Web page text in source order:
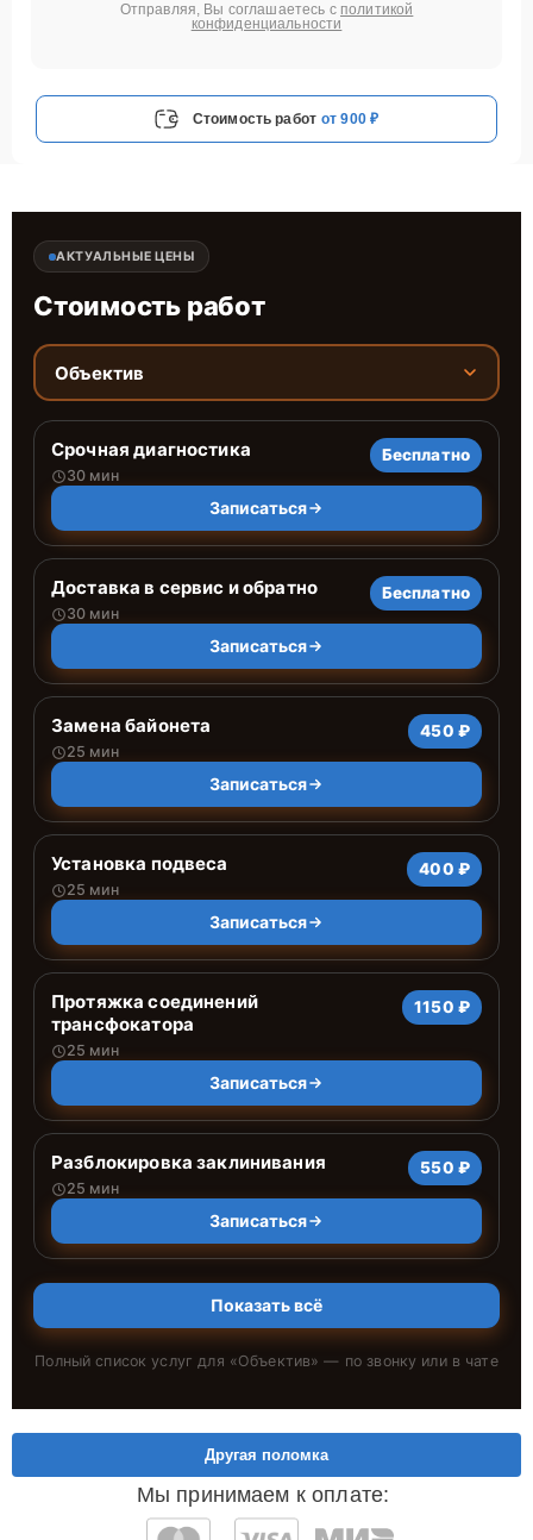
Отправляя, Вы соглашаетесь с политикой
конфиденциальности
Стоимость работ от 900 ₽
АКТУАЛЬНЫЕ ЦЕНЫ
Стоимость работ
Объектив
Срочная диагностика
30 мин
Бесплатно
Записаться
Доставка в сервис и обратно
30 мин
Бесплатно
Записаться
Замена байонета
25 мин
450 ₽
Записаться
Установка подвеса
25 мин
400 ₽
Записаться
Протяжка соединений
трансфокатора
25 мин
1150 ₽
Записаться
Разблокировка заклинивания
25 мин
550 ₽
Записаться
Показать всё
Полный список услуг для «Объектив» — по звонку или в чате
Мы принимаем к оплате:
Другая поломка